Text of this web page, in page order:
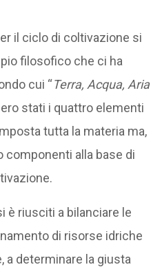
il ciclo di coltivazione si
filosofico che ci ha
cui “Terra, Acqua, Aria
stati i quattro elementi
tutta la materia ma,
componenti alla base di
è riusciti a bilanciare le
di risorse idriche
a determinare la giusta